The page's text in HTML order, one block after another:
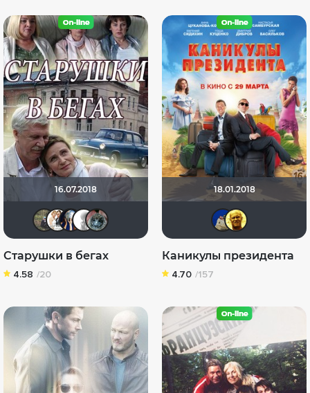
16.07.2018
Илья Зембакин
Старушки в бегах
4.58 /20
18.01.2018
Каникулы президента
4.70 /157